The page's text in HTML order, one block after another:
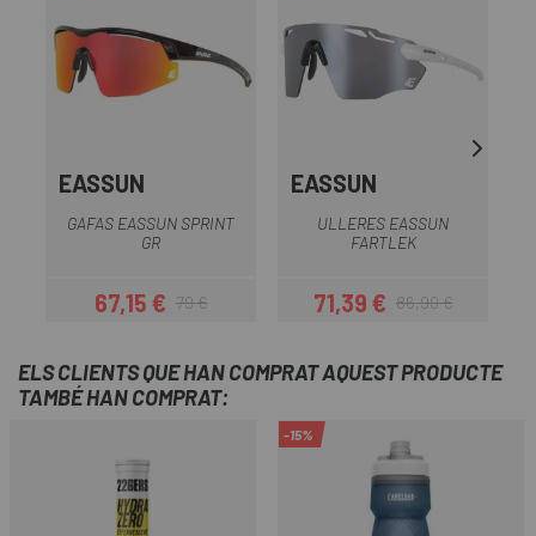
EASSUN
GAFAS EASSUN SPRINT
GR
Preu
67,15 €Preu regular
79 €
EASSUN
ULLERES EASSUN
FARTLEK
Preu
71,39 €Preu regular
86,90 €
ELS CLIENTS QUE HAN COMPRAT AQUEST PRODUCTE
TAMBÉ HAN COMPRAT:
-15%